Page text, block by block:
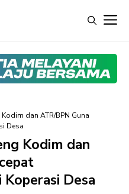
dan ATR/BPN Guna
Desa
Kodim dan
Koperasi Desa